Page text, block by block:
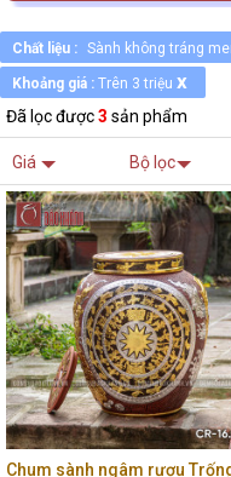
Chất liệu : Sành không tráng
Khoảng giá : Trên 3 triệu x
Đã lọc được3 sản phẩm
Giá Bộ lọc
Chum sành ngâm rượu